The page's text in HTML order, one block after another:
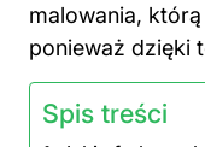
malowania, którą
ponieważ dzięki
Spis treści